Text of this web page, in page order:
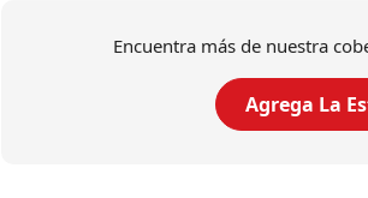
Encuentra más de nuestra
Agrega La